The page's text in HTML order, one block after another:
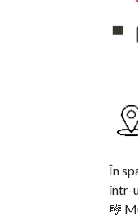
În
într-
🎼